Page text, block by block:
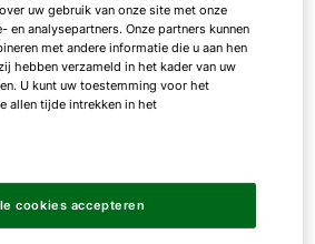
beschikt u altijd
En dat op
u bijvoorbeeld in een paar
voor eengezinswoningen
Of u heeft snel en
uw gebruik van onze site met onze
en analysepartners. Onze partners kunnen
met andere informatie die u aan hen
hebben verzameld in het kader van uw
U kunt uw toestemming voor het
allen tijde intrekken in het
cookies accepteren